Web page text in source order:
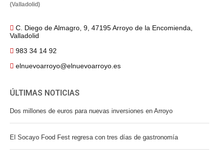
(Valladolid)
C. Diego de Almagro, 9, 47195 Arroyo de la Encomienda,
Valladolid
983 34 14 92
elnuevoarroyo@elnuevoarroyo.es
ÚLTIMAS NOTICIAS
Dos millones de euros para nuevas inversiones en Arroyo
El Socayo Food Fest regresa con tres días de gastronomía